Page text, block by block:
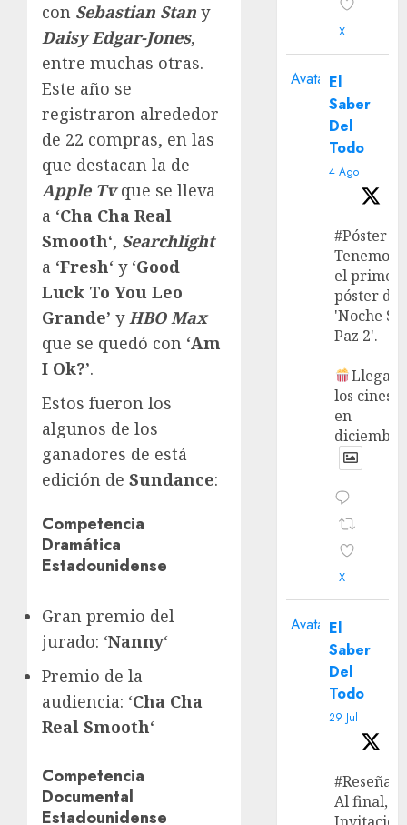
con Sebastian Stan y
Daisy Edgar-Jones,
entre muchas otras.
Este año se
registraron alrededor
de 22 compras, en las
que destacan la de
Apple Tvque se lleva
a ‘Cha Cha Real
Smooth‘, Searchlight
a ‘Fresh‘ y ‘Good
Luck To You Leo
Grande’ yHBO Max
que se quedó con ‘Am
I Ok?’.
Estos fueron los
algunos de los
ganadores de está
edición de Sundance:
Competencia
Dramática
Estadounidense
Gran premio del
jurado: ‘Nanny‘
Premio de la
audiencia: ‘Cha Cha
Real Smooth‘
Competencia
Documental
Estadounidense
X
Avatar El
Saber
Del
Todo
4 Ago
#Póster
Tenemos
el primer
póster de
'Noche
Paz 2'.
Llega a
los cines
en
X
Avatar El
Saber
Del
Todo
29 Jul
#Reseña
Al final,